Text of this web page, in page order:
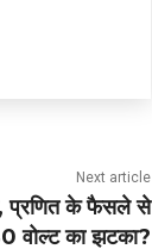
Next article
प्रणित के फैसले से
वोल्ट का झटका?